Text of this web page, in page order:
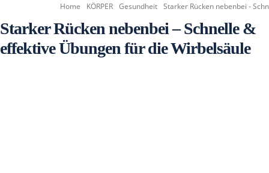
Home KÖRPER Gesundheit Starker Rücken nebenbei -
Starker Rücken nebenbei – Schnelle &
effektive Übungen für die Wirbelsäule